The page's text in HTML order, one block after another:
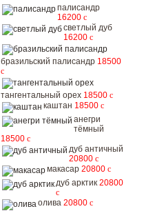
палисандр
16200 c
светлый дуб
16200 c
бразильский палисандр 18500
c
тангентальный орех 18500 c
каштан 18500 c
анегри
тёмный
18500 c
дуб античный
20800 c
макасар 20800 c
дуб арктик 20800
c
олива 20800 c